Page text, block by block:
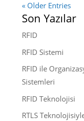
« Older Entries
Son Yazılar
RFID
RFID Sistemi
RFID ile
Sistemleri
RFID Teknolojisi
RTLS